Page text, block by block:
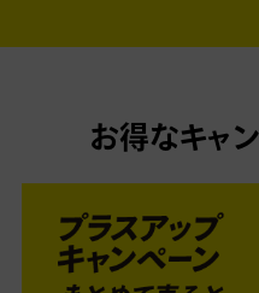
お得なキャ